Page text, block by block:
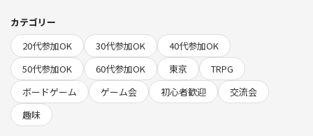
ルールは丁寧に説明しますので初心者さんも大歓迎です。
「キャラクターを育ててみたい」「長い物語を仲間と一緒に紡いでみた
い」という方、ぜひご参加ください！
会場自体は21時まで取っております、感想戦をじっくりやったりご飯に
行ったりしましょう🍚
システムの都合で9時〜12時としていますが、主催側としては1日かけて
カテゴリー
20代参加OK
30代参加OK
40代参加OK
50代参加OK
60代参加OK 東京
TRPG
ボードゲーム
ゲーム会 初心者歓迎
交流会
趣味